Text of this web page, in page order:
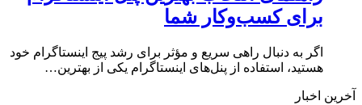
برای کسب‌وکار شما
اگر به دنبال راهی سریع و مؤثر برای رشد پیج اینستاگرام خود
هستید، استفاده از پنل‌های اینستاگرام یکی از بهترین…
آخرین اخبار